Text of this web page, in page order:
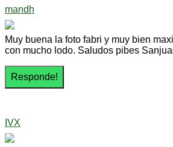
mandh
Muy buena la foto fabri y muy bien
con mucho lodo. Saludos pibes
IVX